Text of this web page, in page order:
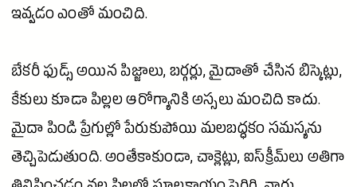
ఇవ్వడం ఎంతో మంచిది.
బేకరీ ఫుడ్స్ అయిన పిజ్జాలు, బర్గర్లు, మైదాతో చేసిన బిస్కెట్లు,
కేకులు కూడా పిల్లల ఆరోగ్యానికి అస్సలు మంచిది కాదు.
మైదా పిండి ప్రేగుల్లో పేరుకుపోయి మలబద్ధకం సమస్యను
తెచ్చిపెడుతుంది. అంతేకాకుండా, చాక్లెట్లు, ఐస్‌క్రీమ్‌లు అతిగా